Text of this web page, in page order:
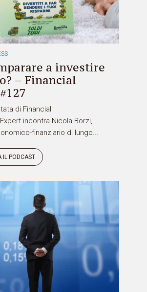
a investire
– Financial
di Financial
incontra Nicola Borzi,
finanziario di lungo...
IL PODCAST